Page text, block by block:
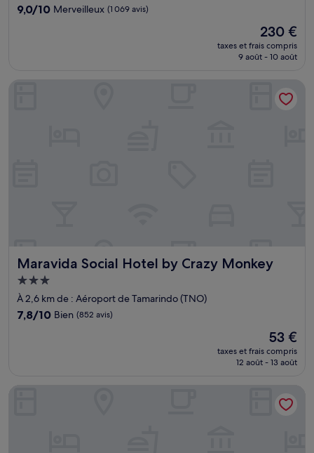
9.0
9,0/10 Merveilleux (1 069 avis)
Le
nouveau
prix
230 €
230 €
taxes et frais compris
9 août - 10 août
Maravida Social Hotel by Crazy Monkey
Maravida Social Hotel by Crazy Monkey
Hébergement
3.0 étoiles
À 2,6 km de : Aéroport de Tamarindo (TNO)
7.8
7,8/10 Bien (852 avis)
Le
nouveau
prix
de
53 €
53 €
taxes et frais compris
12 août - 13 août
Maravida Social Hotel by Crazy Monkey